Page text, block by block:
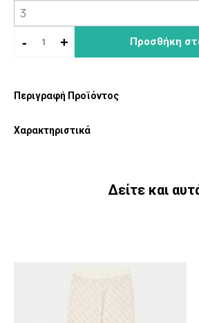
- + Προσθήκη
Περιγραφή Προϊόντος
Χαρακτηριστικά
Δείτε και